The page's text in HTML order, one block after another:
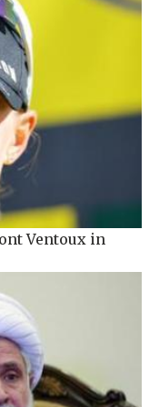
Ventoux in